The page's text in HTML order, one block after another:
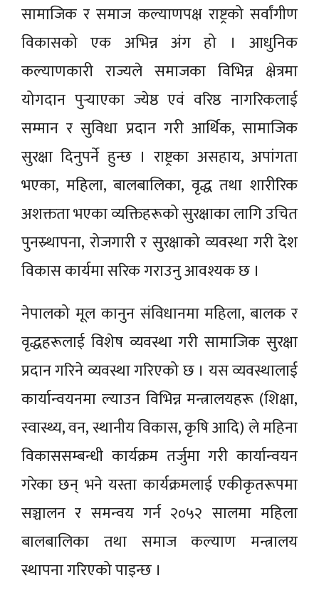
सामाजिक र समाज कल्याणपक्ष राष्ट्रको सर्वांगीण
विकासको एक अभिन्न अंग हो । आधुनिक
कल्याणकारी राज्यले समाजका विभिन्न क्षेत्रमा
योगदान पुर्‍याएका ज्येष्ठ एवं वरिष्ठ नागरिकलाई
सम्मान र सुविधा प्रदान गरी आर्थिक, सामाजिक
सुरक्षा दिनुपर्ने हुन्छ । राष्ट्रका असहाय, अपांगता
भएका, महिला, बालबालिका, वृद्ध तथा शारीरिक
अशक्तता भएका व्यक्तिहरूको सुरक्षाका लागि उचित
पुनस्र्थापना, रोजगारी र सुरक्षाको व्यवस्था गरी देश
विकास कार्यमा सरिक गराउनु आवश्यक छ ।
नेपालको मूल कानुन संविधानमा महिला, बालक र
वृद्धहरूलाई विशेष व्यवस्था गरी सामाजिक सुरक्षा
प्रदान गरिने व्यवस्था गरिएको छ । यस व्यवस्थालाई
कार्यान्वयनमा ल्याउन विभिन्न मन्त्रालयहरू (शिक्षा,
स्वास्थ्य, वन, स्थानीय विकास, कृषि आदि) ले महिना
विकाससम्बन्धी कार्यक्रम तर्जुमा गरी कार्यान्वयन
गरेका छन् भने यस्ता कार्यक्रमलाई एकीकृतरूपमा
सञ्चालन र समन्वय गर्न २०५२ सालमा महिला
बालबालिका तथा समाज कल्याण मन्त्रालय
स्थापना गरिएको पाइन्छ ।